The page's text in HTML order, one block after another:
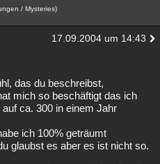
/ Mysteries)
17.09.2004 um 14:43
das du beschreibst,
mich so beschäftigt das ich
ca. 300 in einem Jahr
ich 100% geträumt
glaubst es aber es ist nicht so.